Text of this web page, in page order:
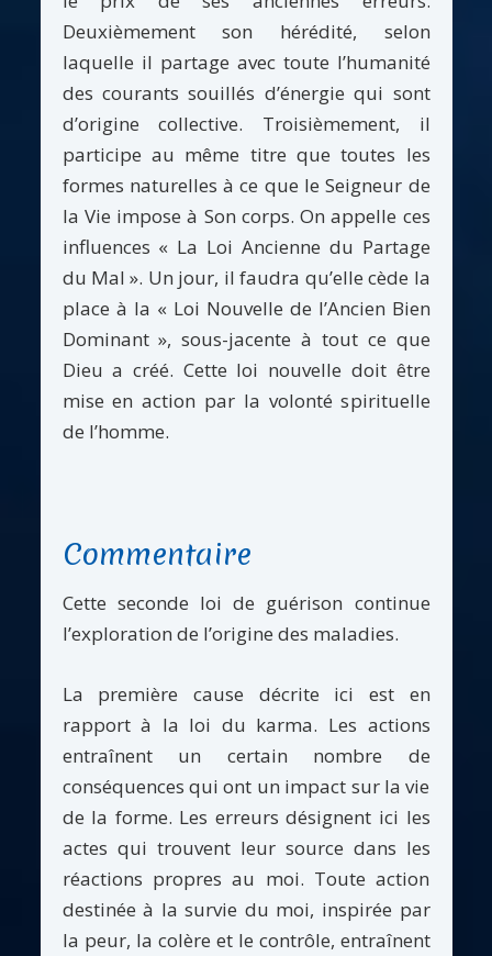
Deuxièmement son hérédité, selon
laquelle il partage avec toute l’humanité
des courants souillés d’énergie qui sont
d’origine collective. Troisièmement, il
participe au même titre que toutes les
formes naturelles à ce que le Seigneur de
la Vie impose à Son corps. On appelle ces
influences « La Loi Ancienne du Partage
du Mal ». Un jour, il faudra qu’elle cède la
place à la « Loi Nouvelle de l’Ancien Bien
Dominant », sous-jacente à tout ce que
Dieu a créé. Cette loi nouvelle doit être
mise en action par la volonté spirituelle
de l’homme.
Commentaire
Cette seconde loi de guérison continue
l’exploration de l’origine des maladies.
La première cause décrite ici est en
rapport à la loi du karma. Les actions
entraînent un certain nombre de
conséquences qui ont un impact sur la vie
de la forme. Les erreurs désignent ici les
actes qui trouvent leur source dans les
réactions propres au moi. Toute action
destinée à la survie du moi, inspirée par
la peur, la colère et le contrôle, entraînent